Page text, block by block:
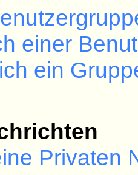
Registrieren und
Sie sich
(in